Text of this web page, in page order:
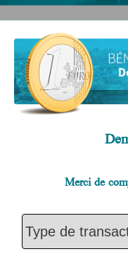
Merci de